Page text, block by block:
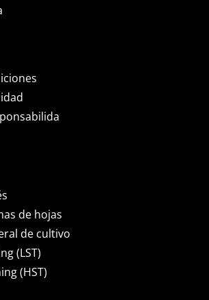
de hojas
de cultivo
(LST)
(HST)